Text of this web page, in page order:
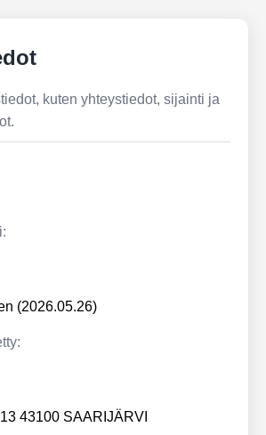
kuten yhteystiedot, sijainti ja
(2026.05.26)
43100 SAARIJÄRVI